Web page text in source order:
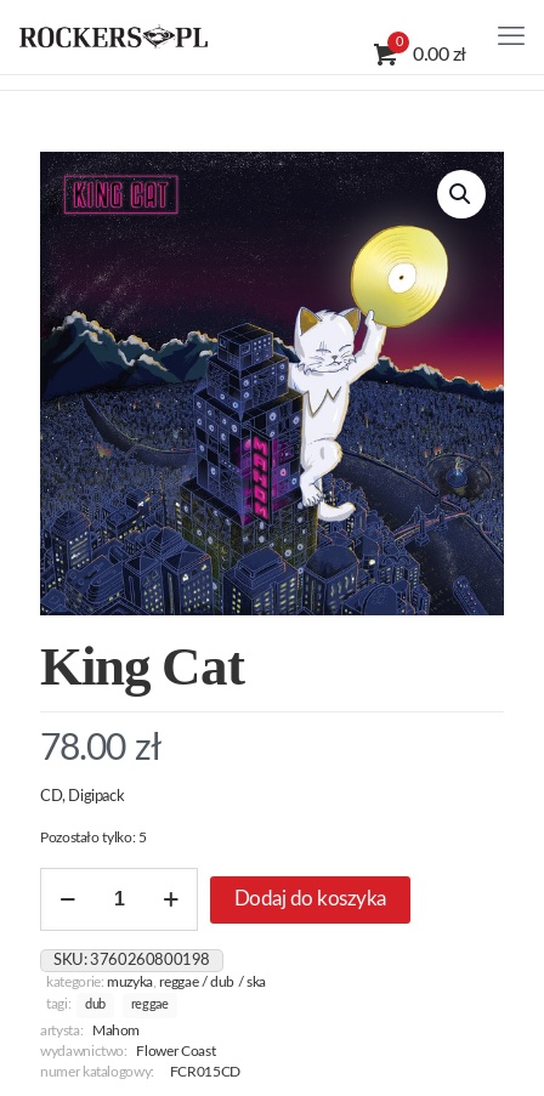
0
0.00 zł
King Cat
78.00 zł
CD, Digipack
Pozostało tylko: 5
King
Dodaj do koszyka
SKU:3760260800198
kategorie:muzyka,reggae / dub / ska
tagi:
dub reggae
artysta:
Mahom
wydawnictwo:
Flower Coast
numer katalogowy:
FCR015CD